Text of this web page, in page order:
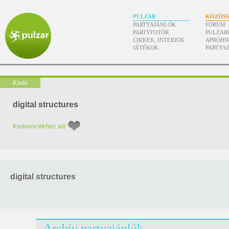
PULZAR
PARTYAJÁNLÓK
PARTYFOTÓK
CIKKEK, INTERJÚK
JÁTÉKOK
FÓRUM
Kiadó
digital structures
Kedvencekhez ad
digital structures